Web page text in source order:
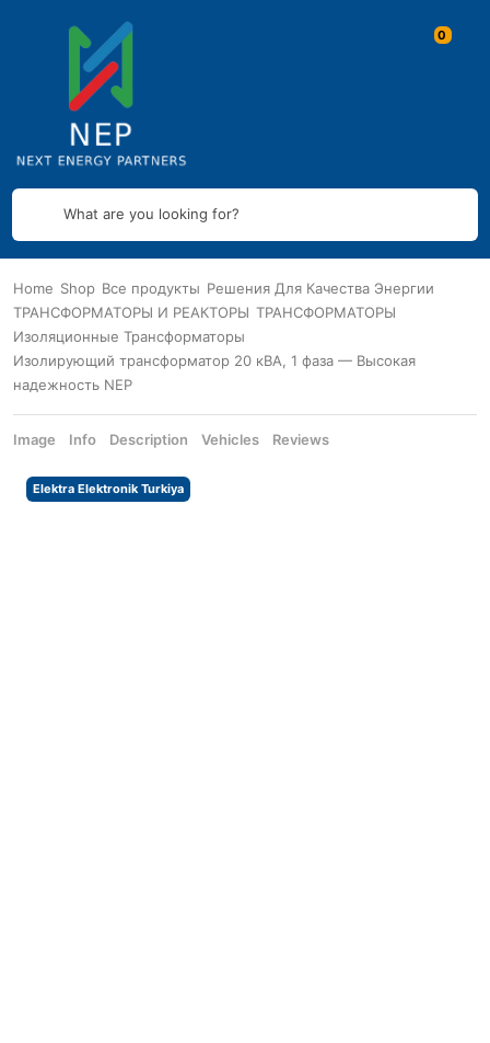
What are you looking for?
Home Shop Все продукты Решения Для Качества Энергии
ТРАНСФОРМАТОРЫ И РЕАКТОРЫ ТРАНСФОРМАТОРЫ
Изоляционные Трансформаторы
Изолирующий трансформатор 20 кВА, 1 фаза — Высокая
надежность NEP
Image Info Description Vehicles Reviews
Elektra Elektronik Turkiya